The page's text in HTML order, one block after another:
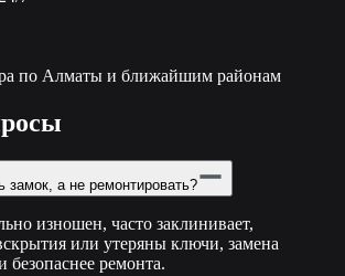
по Алматы и ближайшим районам
замок, а не ремонтировать?
изношен, часто заклинивает,
или утеряны ключи, замена
ремонта.